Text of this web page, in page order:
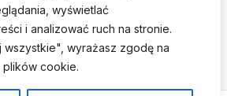
wyświetlać
i analizować ruch na stronie.
wszystkie", wyrażasz zgodę na
cookie.
Dzieciom Siłę • Projekt: nordmind.pl